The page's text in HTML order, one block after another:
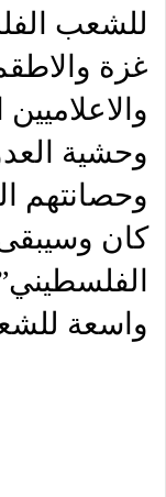
للشعب
غزة
وحشية
وحصانتهم
كان
واسعة